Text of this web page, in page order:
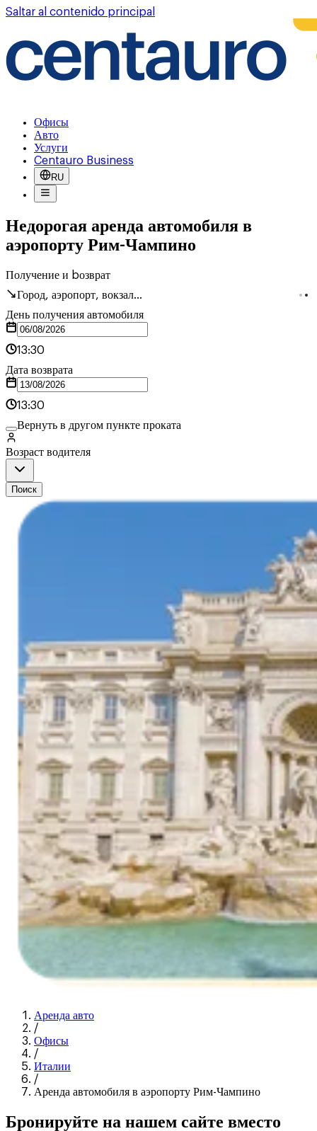
Saltar al contenido principal
Офисы
Авто
Услуги
Centauro Business
RU
Недорогая аренда автомобиля в
аэропорту Рим-Чампино
Получение и bозврат
Город, аэропорт, вокзал...
День получения автомобиля
13:30
Дата возврата
13:30
Вернуть в другом пункте проката
Возраст водителя
Поиск
Аренда авто
/
Офисы
/
Италии
/
Аренда автомобиля в аэропорту Рим-Чампино
Бронируйте на нашем сайте вместо